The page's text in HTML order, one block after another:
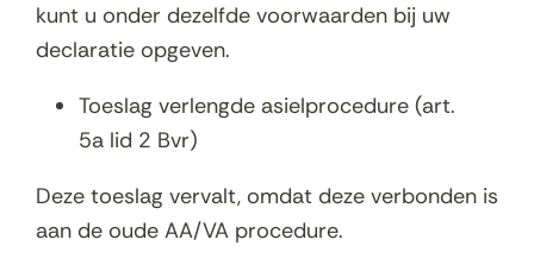
kunt u onder dezelfde voorwaarden bij uw
declaratie opgeven.
Toeslag verlengde asielprocedure (art.
5a lid 2 Bvr)
Deze toeslag vervalt, omdat deze verbonden is
aan de oude AA/VA procedure.